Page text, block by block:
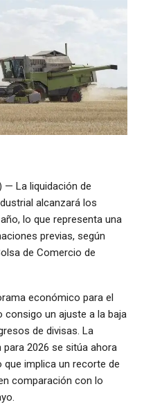
— La liquidación de
alcanzará los
lo que representa una
previas, según
de Comercio de
económico para el
un ajuste a la baja
de divisas. La
2026 se sitúa ahora
que implica un recorte de
comparación con lo